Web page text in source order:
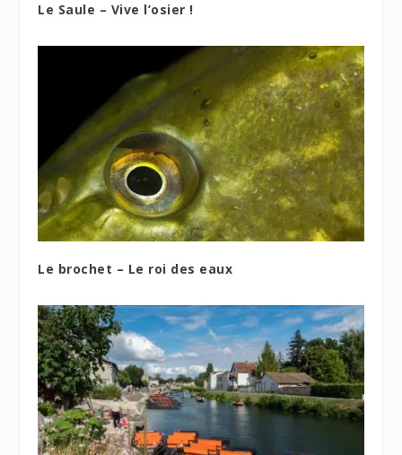
Le Saule – Vive l’osier !
Le brochet – Le roi des eaux